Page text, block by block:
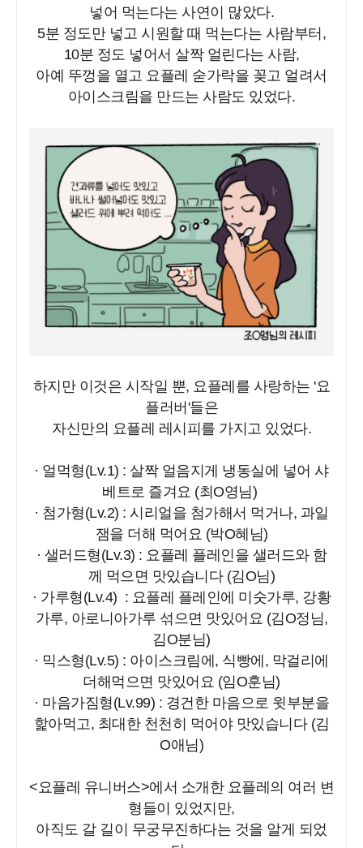
넣어 먹는다는 사연이 많았다.
5분 정도만 넣고 시원할 때 먹는다는 사람부터,
10분 정도 넣어서 살짝 얼린다는 사람,
아예 뚜껑을 열고 요플레 숟가락을 꽂고 얼려서
아이스크림을 만드는 사람도 있었다.
하지만 이것은 시작일 뿐, 요플레를 사랑하는 '요
플러버'들은
자신만의 요플레 레시피를 가지고 있었다.
· 얼먹형(Lv.1) : 살짝 얼음지게 냉동실에 넣어 샤
베트로 즐겨요 (최O영님)
· 첨가형(Lv.2) : 시리얼을 첨가해서 먹거나, 과일
잼을 더해 먹어요 (박O혜님)
· 샐러드형(Lv.3) : 요플레 플레인을 샐러드와 함
께 먹으면 맛있습니다 (김O님)
· 가루형(Lv.4) : 요플레 플레인에 미숫가루, 강황
가루, 아로니아가루 섞으면 맛있어요 (김O정님,
김O분님)
· 믹스형(Lv.5) : 아이스크림에, 식빵에, 막걸리에
더해먹으면 맛있어요 (임O훈님)
· 마음가짐형(Lv.99) : 경건한 마음으로 윗부분을
핥아먹고, 최대한 천천히 먹어야 맛있습니다 (김
O애님)
<요플레 유니버스>에서 소개한 요플레의 여러 변
형들이 있었지만,
아직도 갈 길이 무궁무진하다는 것을 알게 되었